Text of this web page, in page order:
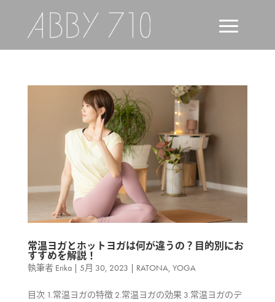
常温ヨガとホットヨガは何が違うの？目的別にお
すすめを解説！
執筆者 Erika| 5月 30, 2023 | RATONA, YOGA
目次 1.常温ヨガの特徴 2.常温ヨガの効果 3.常温ヨガのデ